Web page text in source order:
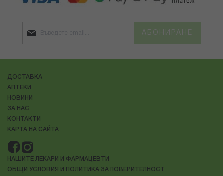
АБОНИРАНЕ
ДОСТАВКА
АПТЕКИ
НОВИНИ
ЗА НАС
КОНТАКТИ
КАРТА НА САЙТА
НАШИТЕ ЛЕКАРИ И ФАРМАЦЕВТИ
ОБЩИ УСЛОВИЯ И ПОЛИТИКА ЗА ПОВЕРИТЕЛНОСТ